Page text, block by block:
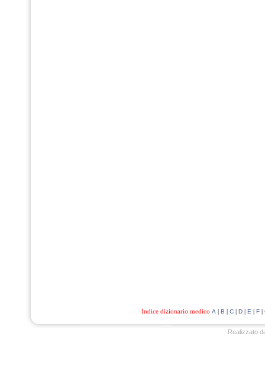
Indice dizionario medico A | B | C| D| E | F|
Realizzato